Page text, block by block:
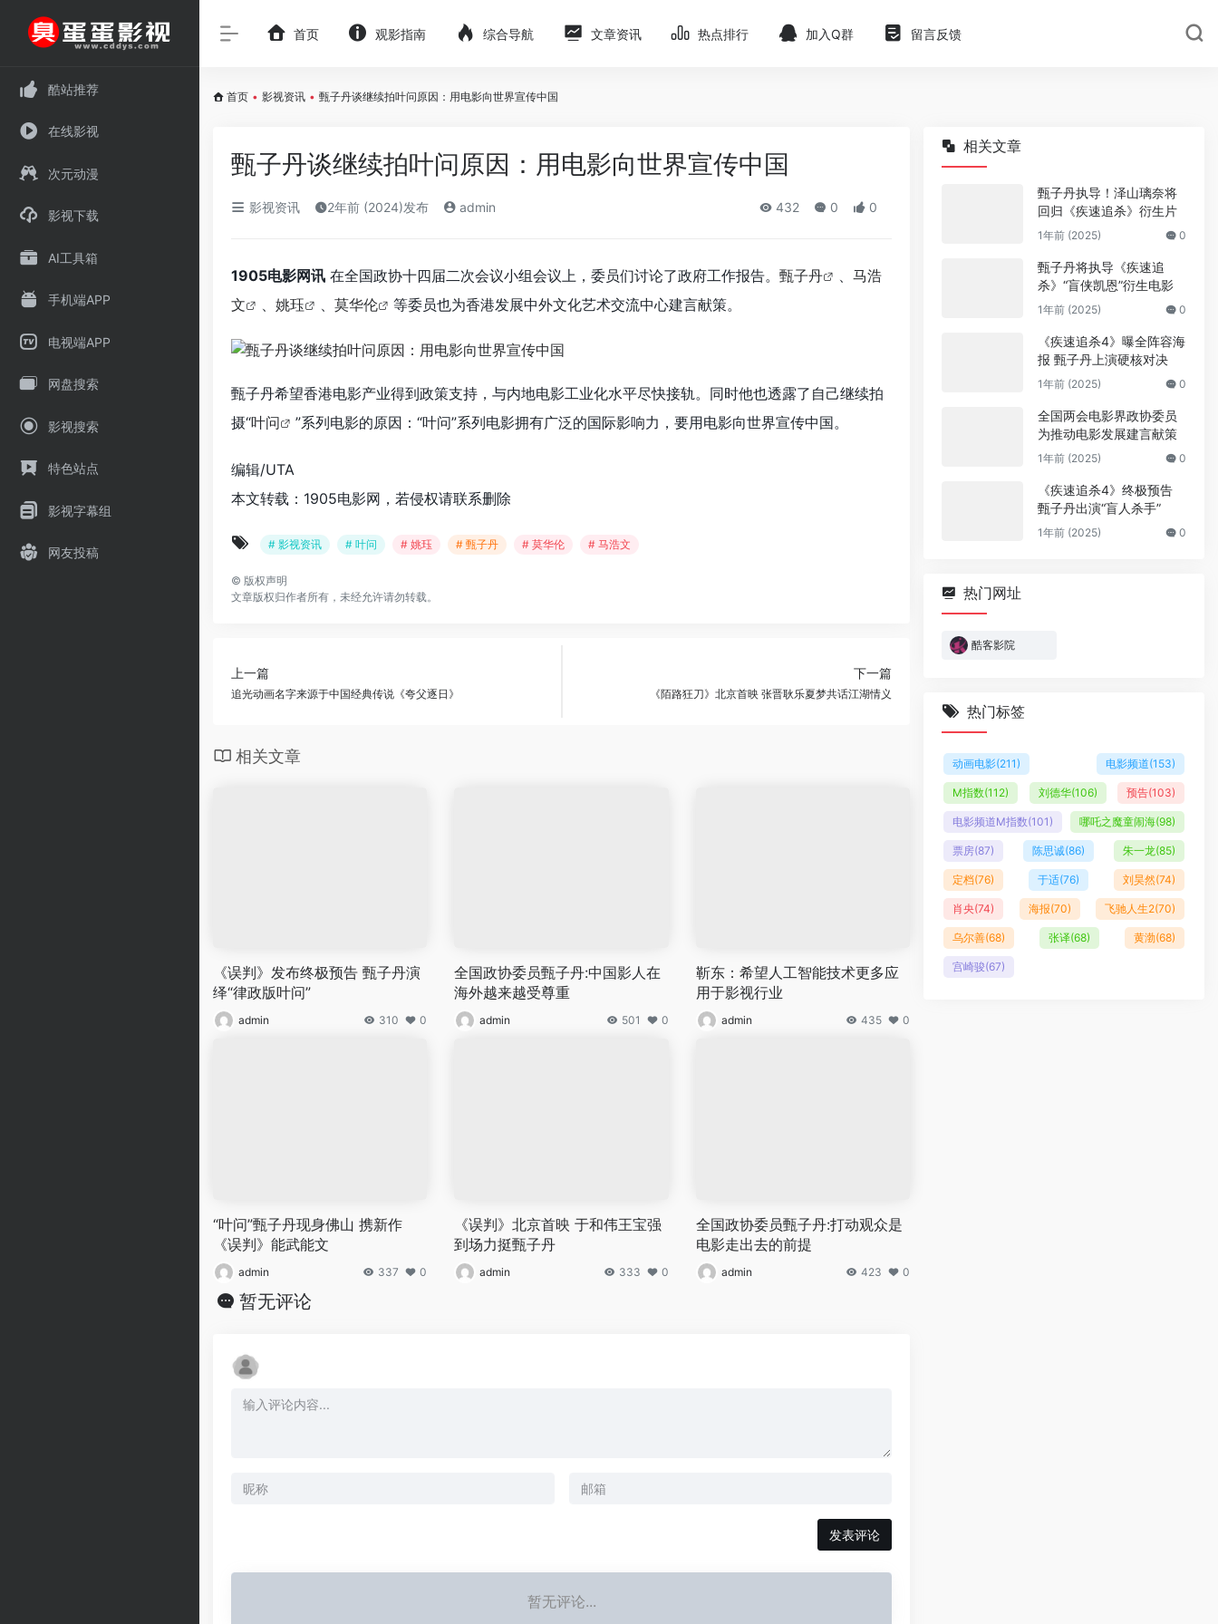
酷站推荐
在线影视
次元动漫
影视下载
AI工具箱
手机端APP
电视端APP
网盘搜索
影视搜索
特色站点
影视字幕组
网友投稿
首页 观影指南 综合导航 文章资讯 热点排行 加入Q群 留言反馈
首页 • 影视资讯 • 甄子丹谈继续拍叶问原因：用电影向世界宣传中国
甄子丹谈继续拍叶问原因：用电影向世界宣传中国
影视资讯 2年前 (2024)发布 admin 432 0 0
1905电影网讯 在全国政协十四届二次会议小组会议上，委员们讨论了政府工作报告。 甄子丹 、 马浩
文
、 姚珏 、 莫华伦 等委员也为香港发展中外文化艺术交流中心建言献策。
甄子丹希望香港电影产业得到政策支持，与内地电影工业化水平尽快接轨。同时他也透露了自己继续拍
摄“叶问 ”系列电影的原因：“叶问”系列电影拥有广泛的国际影响力，要用电影向世界宣传中国。
编辑/UTA
本文转载：1905电影网，若侵权请联系删除
# 影视资讯 # 叶问 # 姚珏 # 甄子丹 # 莫华伦 # 马浩文
© 版权声明
文章版权归作者所有，未经允许请勿转载。
上一篇
追光动画名字来源于中国经典传说《夸父逐日》
下一篇
《陌路狂刀》北京首映 张晋耿乐夏梦共话江湖情义
相关文章
《误判》发布终极预告 甄子丹演
绎“律政版叶问”
admin 310 0
全国政协委员甄子丹:中国影人在
海外越来越受尊重
admin 501 0
靳东：希望人工智能技术更多应
用于影视行业
admin 435 0
“叶问”甄子丹现身佛山 携新作
《误判》能武能文
admin 337 0
《误判》北京首映 于和伟王宝强
到场力挺甄子丹
admin 333 0
全国政协委员甄子丹:打动观众是
电影走出去的前提
admin 423 0
暂无评论
发表评论
暂无评论...
相关文章
甄子丹执导！泽山璃奈将
回归《疾速追杀》衍生片
1年前 (2025) 0
甄子丹将执导《疾速追
杀》“盲侠凯恩”衍生电影
1年前 (2025) 0
《疾速追杀4》曝全阵容海
报 甄子丹上演硬核对决
1年前 (2025) 0
全国两会电影界政协委员
为推动电影发展建言献策
1年前 (2025) 0
《疾速追杀4》终极预告
甄子丹出演“盲人杀手”
1年前 (2025) 0
热门网址
酷客影院
热门标签
动画电影(211) 电影频道(153)
M指数(112) 刘德华(106) 预告(103)
电影频道M指数(101) 哪吒之魔童闹海(98)
票房(87) 陈思诚(86) 朱一龙(85)
定档(76) 于适(76) 刘昊然(74)
肖央(74) 海报(70) 飞驰人生2(70)
乌尔善(68) 张译(68) 黄渤(68)
宫崎骏(67)